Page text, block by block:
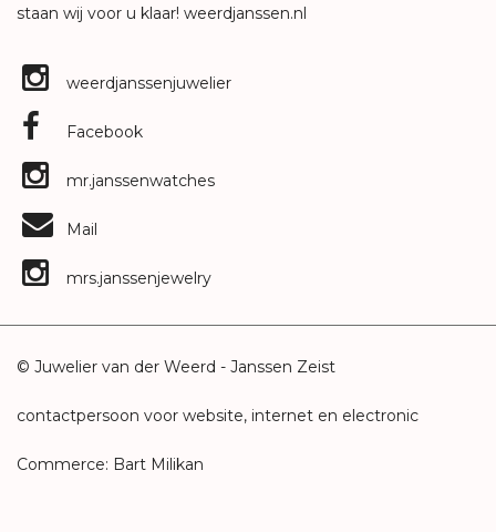
staan wij voor u klaar! weerdjanssen.nl
weerdjanssenjuwelier
Facebook
mr.janssenwatches
Mail
mrs.janssenjewelry
© Juwelier van der Weerd - Janssen Zeist
contactpersoon voor website, internet en electronic
Commerce: Bart Milikan